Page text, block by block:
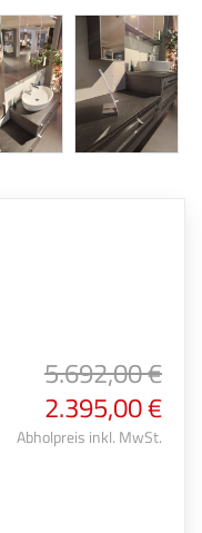
5.692,00 €
2.395,00 €
Abholpreis inkl. MwSt.